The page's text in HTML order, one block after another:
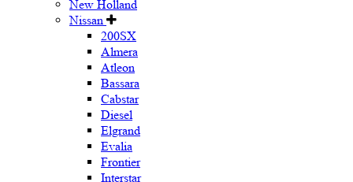
New Holland
Nissan
200SX
Almera
Atleon
Bassara
Cabstar
Diesel
Elgrand
Evalia
Frontier
Interstar